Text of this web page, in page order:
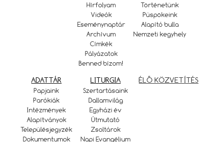
Hírfolyam
Videók
Eseménynaptár
Archívum
Címkék
Pályázatok
Benned bízom!
Történetünk
Püspökeink
Alapító bulla
Nemzeti kegyhely
ADATTÁR
Papjaink
Parókiák
Intézmények
Alapítványok
Településjegyzék
Dokumentumok
LITURGIA
Szertartásaink
Dallamvilág
Egyházi év
Útmutató
Zsoltárok
Napi Evangélium
ÉLŐ KÖZVETÍTÉS